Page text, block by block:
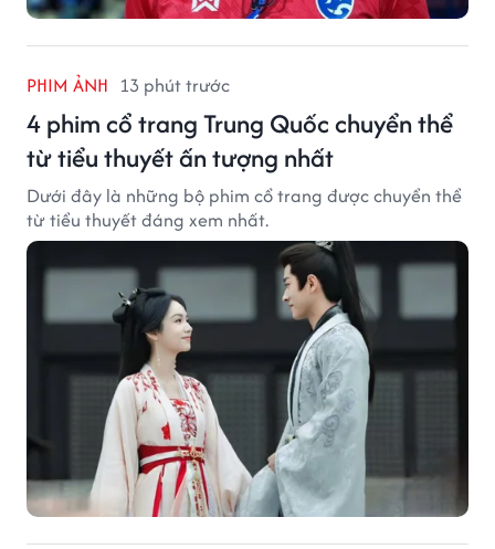
PHIM ẢNH 13 phút trước
4 phim cổ trang Trung Quốc chuyển thể
từ tiểu thuyết ấn tượng nhất
Dưới đây là những bộ phim cổ trang được chuyển thể
từ tiểu thuyết đáng xem nhất.